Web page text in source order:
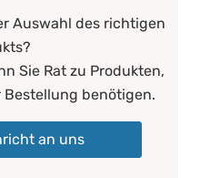
Auswahl des richtigen
Sie Rat zu Produkten,
benötigen.
an uns